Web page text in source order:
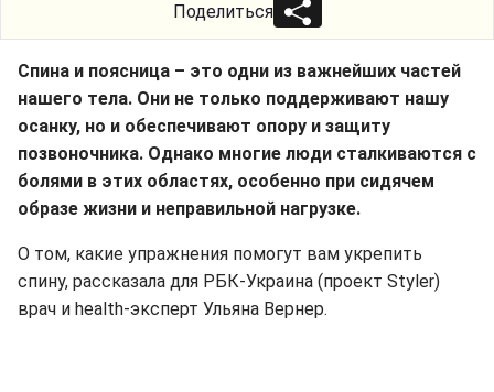
Поделиться
Спина и поясница – это одни из важнейших частей
нашего тела. Они не только поддерживают нашу
осанку, но и обеспечивают опору и защиту
позвоночника. Однако многие люди сталкиваются с
болями в этих областях, особенно при сидячем
образе жизни и неправильной нагрузке.
О том, какие упражнения помогут вам укрепить
спину, рассказала для РБК-Украина (проект Styler)
врач и health-эксперт Ульяна Вернер.